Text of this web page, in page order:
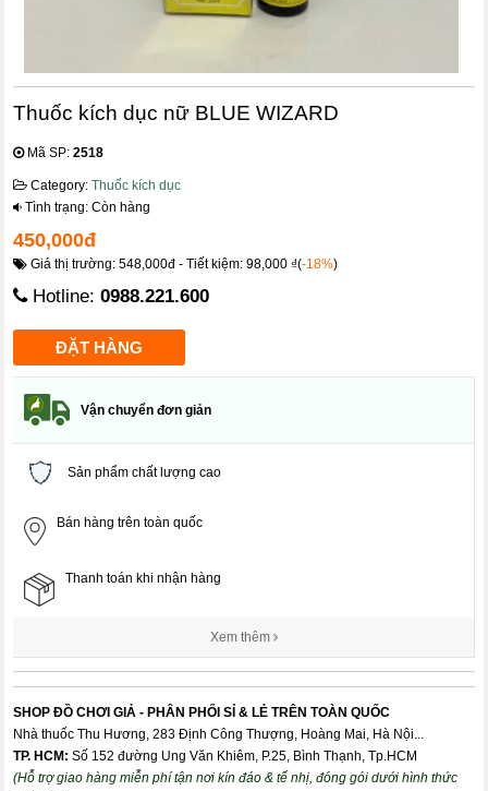
Thuốc kích dục nữ BLUE WIZARD
Mã SP:2518
Category:Thuốc kích dục
Tình trạng: Còn hàng
450,000đ
Giá thị trường: 548,000đ - Tiết kiệm: 98,000 ₫(-18%)
Hotline:0988.221.600
Vận chuyển đơn giản
Sản phẩm chất lượng cao
Bán hàng trên toàn quốc
Thanh toán khi nhận hàng
Xem thêm
SHOP ĐỒ CHƠI GIẢ - PHÂN PHỐI SỈ & LẺ TRÊN TOÀN QUỐC
Nhà thuốc Thu Hương, 283 Định Công Thượng, Hoàng Mai, Hà Nội...
TP. HCM: Số 152 đường Ung Văn Khiêm, P.25, Bình Thạnh, Tp.HCM
(Hỗ trợ giao hàng miễn phí tận nơi kín đáo & tế nhị, đóng gói dưới hình thức